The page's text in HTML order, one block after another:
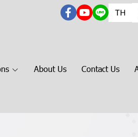
TH
About Us Contact Us